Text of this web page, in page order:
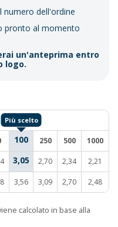
numero dell'ordine
pronto al momento
un'anteprima entro
logo.
100 250 500 1000
3,05 2,70 2,34 2,21
3,56 3,09 2,70 2,48
calcolato in base alla